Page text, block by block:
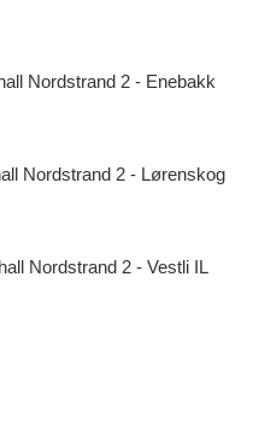
Nordstrand 2 - Enebakk
Nordstrand 2 - Lørenskog
Nordstrand 2 - Vestli IL